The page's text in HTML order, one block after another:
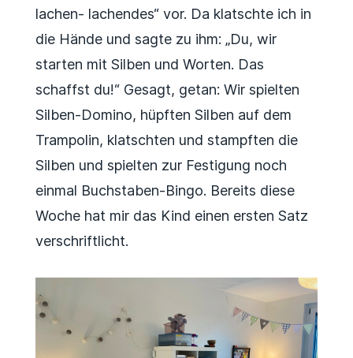
lachen- lachendes“ vor. Da klatschte ich in
die Hände und sagte zu ihm: „Du, wir
starten mit Silben und Worten. Das
schaffst du!“ Gesagt, getan: Wir spielten
Silben-Domino, hüpften Silben auf dem
Trampolin, klatschten und stampften die
Silben und spielten zur Festigung noch
einmal Buchstaben-Bingo. Bereits diese
Woche hat mir das Kind einen ersten Satz
verschriftlicht.